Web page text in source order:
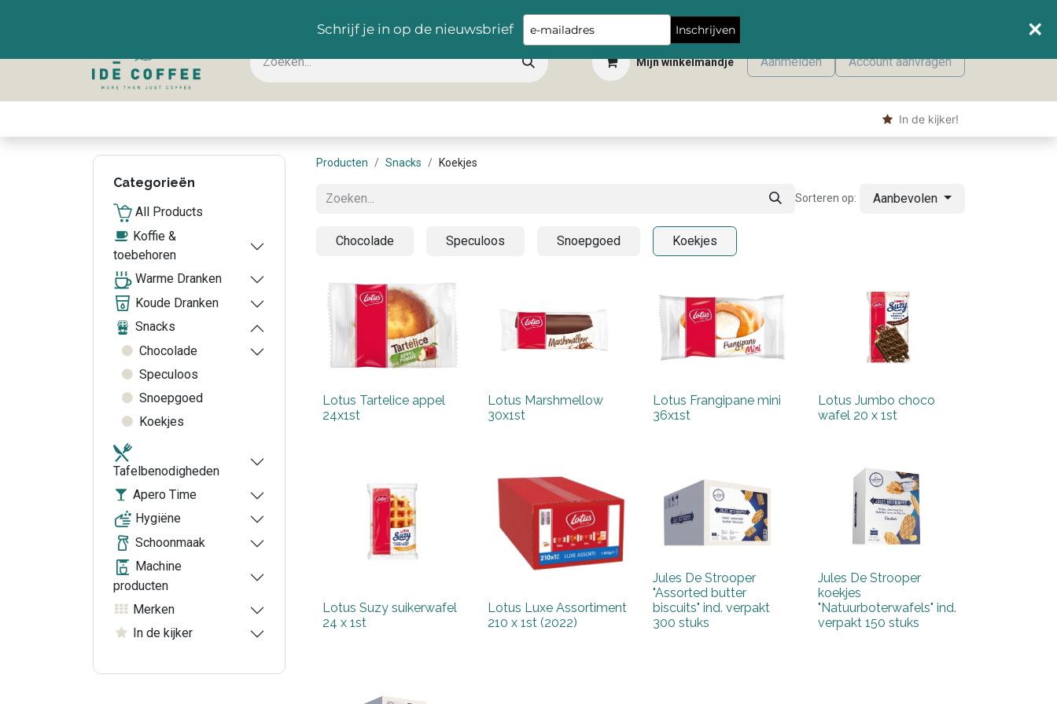
Mijn winkelmandje Aanmelden Account aanvragen
Shop ​ In de kijker!
Categorieën
All Products
Koffie &
toebehoren
Warme Dranken
Koude Dranken
Snacks
Chocolade
Speculoos
Snoepgoed
Koekjes
Tafelbenodigheden
Apero Time
Hygiëne
Schoonmaak
Machine
producten
Merken
In de kijker
Producten Snacks Koekjes
Sorteren op: Aanbevolen
Chocolade Speculoos Snoepgoed Koekjes
Lotus Tartelice appel
24x1st
Lotus Marshmellow
30x1st
Lotus Frangipane mini
36x1st
Lotus Jumbo choco
wafel 20 x 1st
Lotus Suzy suikerwafel
24 x 1st
Lotus Luxe Assortiment
210 x 1st (2022)
Jules De Strooper
"Assorted butter
biscuits" ind. verpakt
300 stuks
Jules De Strooper
koekjes
"Natuurboterwafels" ind.
verpakt 150 stuks
Schrijf je in op de nieuwsbrief
your
email
Inschrijven